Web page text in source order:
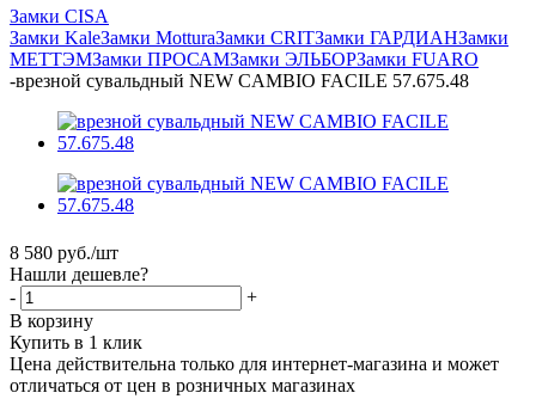
Замки CISA
Замки KaleЗамки MotturaЗамки CRITЗамки ГАРДИАНЗамки
МЕТТЭМЗамки ПРОСАМЗамки ЭЛЬБОРЗамки FUARO
-врезной сувальдный NEW CAMBIO FACILE 57.675.48
8 580 руб./шт
Нашли дешевле?
-
+
В корзину
Купить в 1 клик
Цена действительна только для интернет-магазина и может
отличаться от цен в розничных магазинах